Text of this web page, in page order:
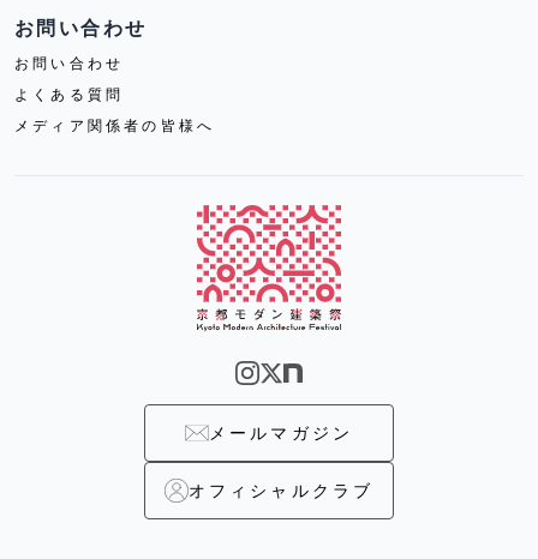
お問い合わせ
お問い合わせ
よくある質問
メディア関係者の皆様へ
メールマガジン
オフィシャルクラブ